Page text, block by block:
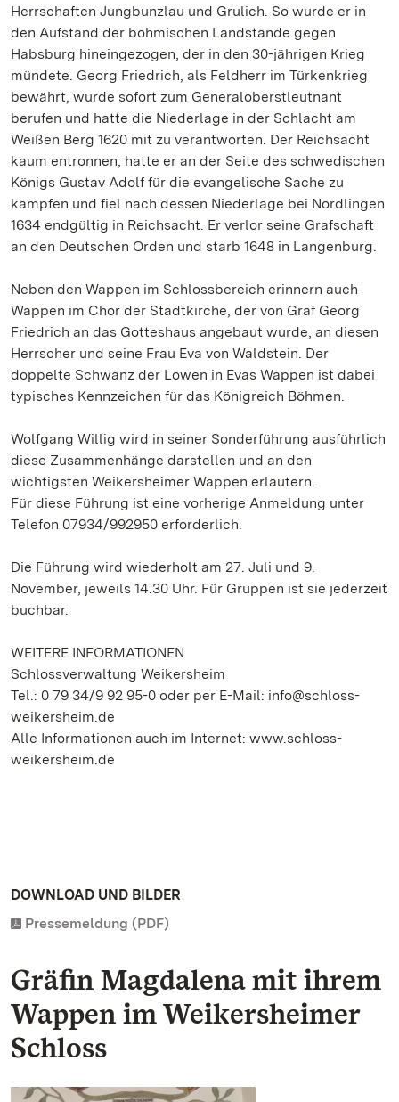
Herrschaften Jungbunzlau und Grulich. So wurde er in
den Aufstand der böhmischen Landstände gegen
Habsburg hineingezogen, der in den 30-jährigen Krieg
mündete. Georg Friedrich, als Feldherr im Türkenkrieg
bewährt, wurde sofort zum Generaloberstleutnant
berufen und hatte die Niederlage in der Schlacht am
Weißen Berg 1620 mit zu verantworten. Der Reichsacht
kaum entronnen, hatte er an der Seite des schwedischen
Königs Gustav Adolf für die evangelische Sache zu
kämpfen und fiel nach dessen Niederlage bei Nördlingen
1634 endgültig in Reichsacht. Er verlor seine Grafschaft
an den Deutschen Orden und starb 1648 in Langenburg.
Neben den Wappen im Schlossbereich erinnern auch
Wappen im Chor der Stadtkirche, der von Graf Georg
Friedrich an das Gotteshaus angebaut wurde, an diesen
Herrscher und seine Frau Eva von Waldstein. Der
doppelte Schwanz der Löwen in Evas Wappen ist dabei
typisches Kennzeichen für das Königreich Böhmen.
Wolfgang Willig wird in seiner Sonderführung ausführlich
diese Zusammenhänge darstellen und an den
wichtigsten Weikersheimer Wappen erläutern.
Für diese Führung ist eine vorherige Anmeldung unter
Telefon 07934/992950 erforderlich.
Die Führung wird wiederholt am 27. Juli und 9.
November, jeweils 14.30 Uhr. Für Gruppen ist sie jederzeit
buchbar.
WEITERE INFORMATIONEN
Schlossverwaltung Weikersheim
Tel.: 0 79 34/9 92 95-0 oder per E-Mail: info@schloss-
weikersheim.de
Alle Informationen auch im Internet: www.schloss-
weikersheim.de
DOWNLOAD UND BILDER
Pressemeldung (PDF)
Gräfin Magdalena mit ihrem
Wappen im Weikersheimer
Schloss